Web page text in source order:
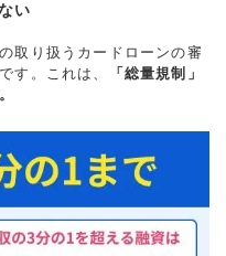
い
取り扱うカードローンの審
す。これは、
「総量規制」